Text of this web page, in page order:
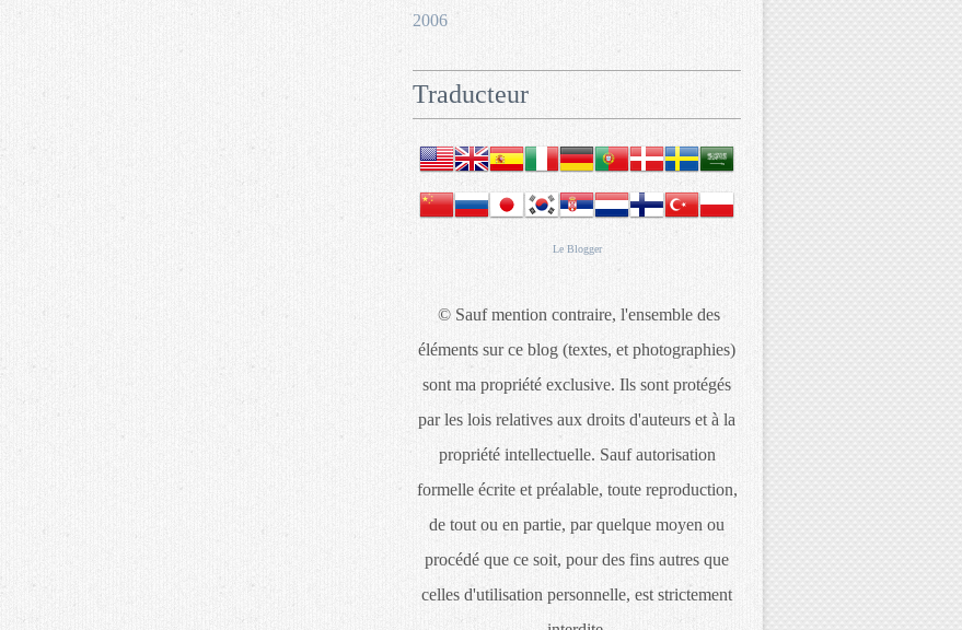
2006
Traducteur
Le Blogger
© Sauf mention contraire, l'ensemble des
éléments sur ce blog (textes, et photographies)
sont ma propriété exclusive. Ils sont protégés
par les lois relatives aux droits d'auteurs et à la
propriété intellectuelle. Sauf autorisation
formelle écrite et préalable, toute reproduction,
de tout ou en partie, par quelque moyen ou
procédé que ce soit, pour des fins autres que
celles d'utilisation personnelle, est strictement